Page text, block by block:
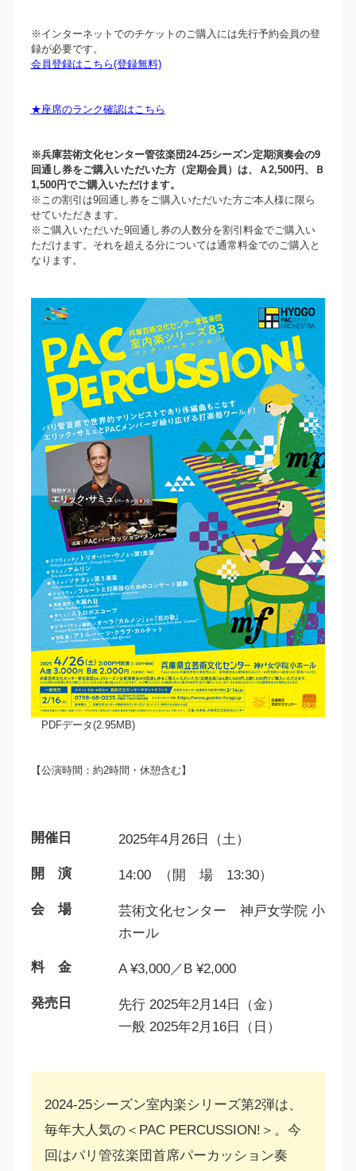
※インターネットでのチケットのご購入には先行予約会員の登
録が必要です。
会員登録はこちら(登録無料)
★座席のランク確認はこちら
※兵庫芸術文化センター管弦楽団24-25シーズン定期演奏会の9
回通し券をご購入いただいた方（定期会員）は、Ａ2,500円、Ｂ
1,500円でご購入いただけます。
※この割引は9回通し券をご購入いただいた方ご本人様に限ら
せていただきます。
※ご購入いただいた9回通し券の人数分を割引料金でご購入い
ただけます。それを超える分については通常料金でのご購入と
なります。
PDFデータ(2.95MB)
【公演時間：約2時間・休憩含む】
開催日 2025年4月26日（土）
開 演 14:00 （開 場 13:30）
会 場
芸術文化センター 神戸女学院 小
ホール
料 金 A ¥3,000／B ¥2,000
発売日
先行 2025年2月14日（金）
一般 2025年2月16日（日）
2024-25シーズン室内楽シリーズ第2弾は、
毎年大人気の＜PAC PERCUSSION!＞。今
回はパリ管弦楽団首席パーカッション奏